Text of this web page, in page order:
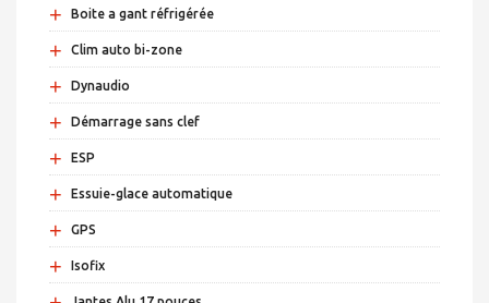
+ Boite a gant réfrigérée
+ Clim auto bi-zone
+ Dynaudio
+ Démarrage sans clef
+ ESP
+ Essuie-glace automatique
+ GPS
+ Isofix